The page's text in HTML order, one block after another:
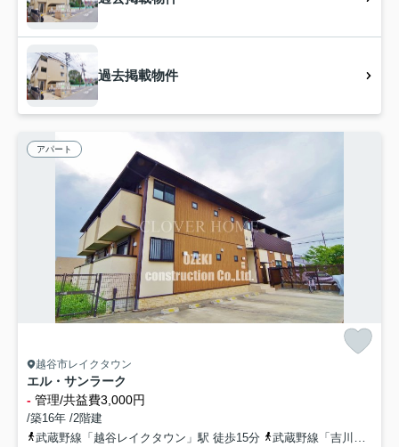
過去掲載物件
アパート
越谷市レイクタウン
エル・サンラーク
- 管理/共益費3,000円
/築16年 /2階建
武蔵野線「越谷レイクタウン」駅 徒歩15分
武蔵野線「吉川」駅 徒歩40分車8分 3.1km